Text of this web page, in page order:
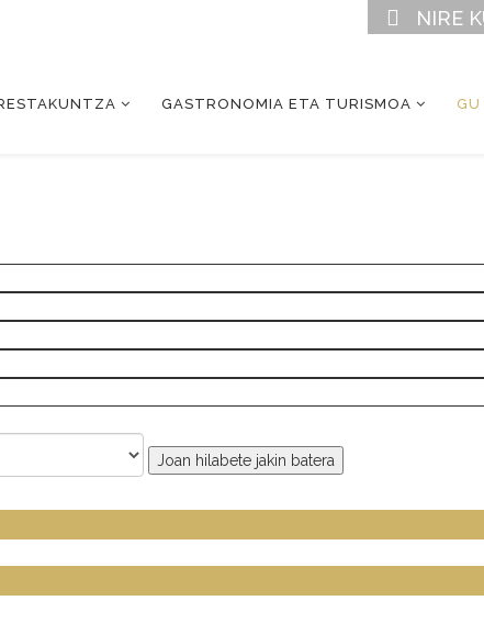
NIRE
GASTRONOMIA ETA TURISMOA GU
Joan hilabete jakin batera